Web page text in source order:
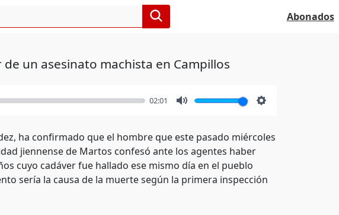
Abonados
un asesinato machista en Campillos
02:01
ha confirmado que el hombre que este pasado miércoles
jiennense de Martos confesó ante los agentes haber
cuyo cadáver fue hallado ese mismo día en el pueblo
sería la causa de la muerte según la primera inspección